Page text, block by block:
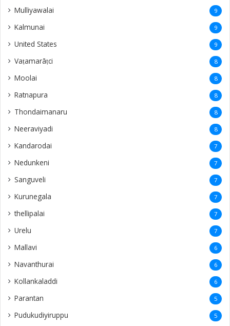
Mulliyawalai 9
Kalmunai 9
United States 9
Vaṭamarāṭci 8
Moolai 8
Ratnapura 8
Thondaimanaru 8
Neeraviyadi 8
Kandarodai 7
Nedunkeni 7
Sanguveli 7
Kurunegala 7
thellipalai 7
Urelu 7
Mallavi 6
Navanthurai 6
Kollankaladdi 6
Parantan 5
Pudukudiyiruppu 5